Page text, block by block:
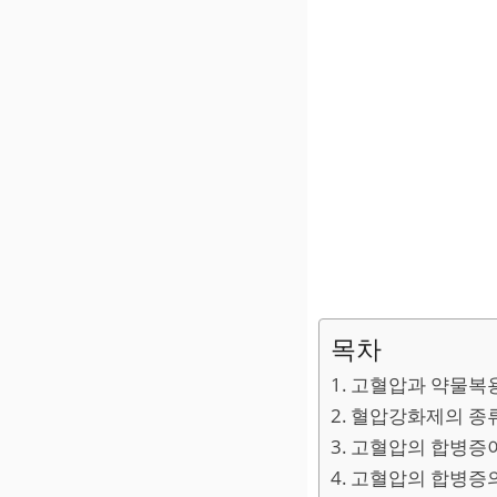
목차
고혈압과 약물복
혈압강화제의 종
고혈압의 합병증
고혈압의 합병증